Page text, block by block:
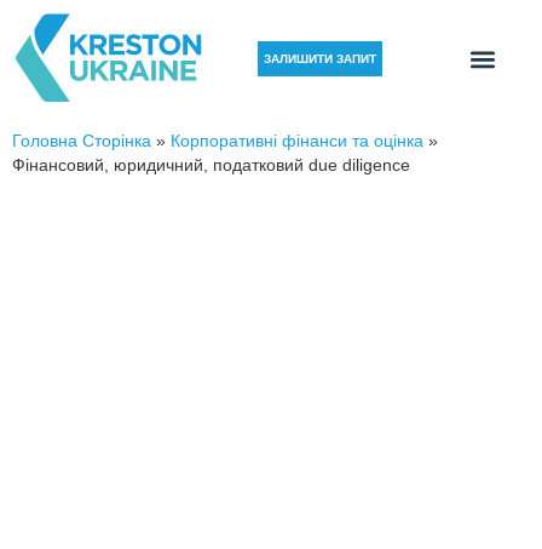
ЗАЛИШИТИ ЗАПИТ
Головна Сторінка » Корпоративні фінанси та оцінка »
Фінансовий, юридичний, податковий due diligence